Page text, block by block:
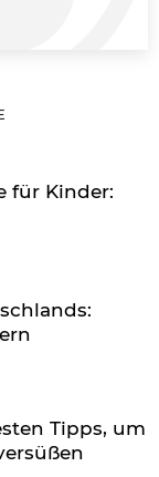
für Kinder:
Tipps, um